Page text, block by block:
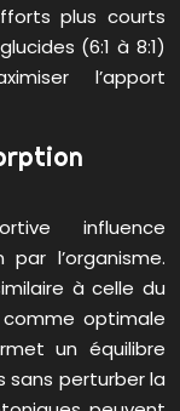
plus courts
(6:1 à 8:1)
l’apport
influence
l’organisme.
à celle du
optimale
un équilibre
sans perturber la